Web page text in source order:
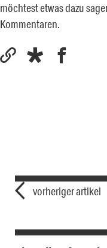
möchtest etwas dazu
Kommentaren.
vorheriger artikel